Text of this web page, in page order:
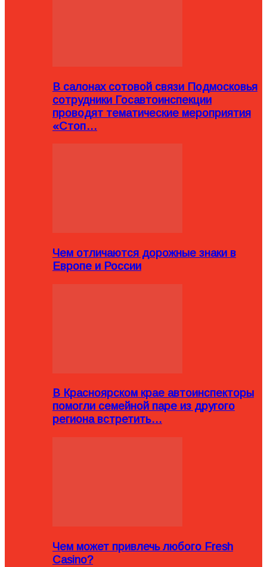
В салонах сотовой связи Подмосковья
сотрудники Госавтоинспекции
проводят тематические мероприятия
«Стоп…
Чем отличаются дорожные знаки в
Европе и России
В Красноярском крае автоинспекторы
помогли семейной паре из другого
региона встретить…
Чем может привлечь любого Fresh
Casino?